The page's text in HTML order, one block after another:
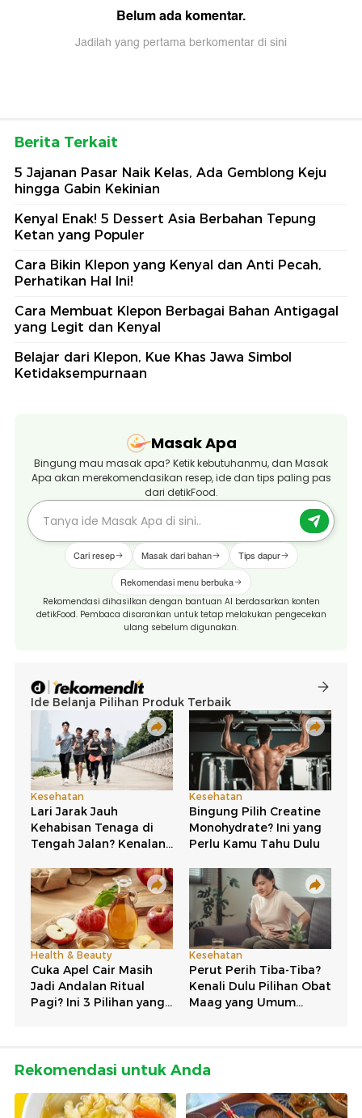
Belum ada komentar.
Jadilah yang pertama berkomentar di sini
Berita Terkait
5 Jajanan Pasar Naik Kelas, Ada Gemblong Keju
hingga Gabin Kekinian
Kenyal Enak! 5 Dessert Asia Berbahan Tepung
Ketan yang Populer
Cara Bikin Klepon yang Kenyal dan Anti Pecah,
Perhatikan Hal Ini!
Cara Membuat Klepon Berbagai Bahan Antigagal
yang Legit dan Kenyal
Belajar dari Klepon, Kue Khas Jawa Simbol
Ketidaksempurnaan
Masak Apa
Bingung mau masak apa? Ketik kebutuhanmu, dan Masak
Apa akan merekomendasikan resep, ide dan tips paling pas
dari detikFood.
Cari resep Masak dari bahan Tips dapur
Rekomendasi menu berbuka
Rekomendasi dihasilkan dengan bantuan AI berdasarkan konten
detikFood. Pembaca disarankan untuk tetap melakukan pengecekan
ulang sebelum digunakan.
Rekomendasi untuk Anda